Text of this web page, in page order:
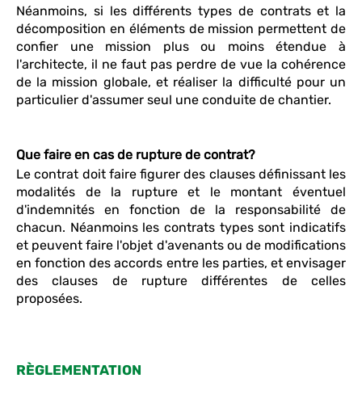
Néanmoins, si les différents types de contrats et la
décomposition en éléments de mission permettent de
confier une mission plus ou moins étendue à
l'architecte, il ne faut pas perdre de vue la cohérence
de la mission globale, et réaliser la difficulté pour un
particulier d'assumer seul une conduite de chantier.
Que faire en cas de rupture de contrat?
Le contrat doit faire figurer des clauses définissant les
modalités de la rupture et le montant éventuel
d'indemnités en fonction de la responsabilité de
chacun. Néanmoins les contrats types sont indicatifs
et peuvent faire l'objet d'avenants ou de modifications
en fonction des accords entre les parties, et envisager
des clauses de rupture différentes de celles
proposées.
RÈGLEMENTATION